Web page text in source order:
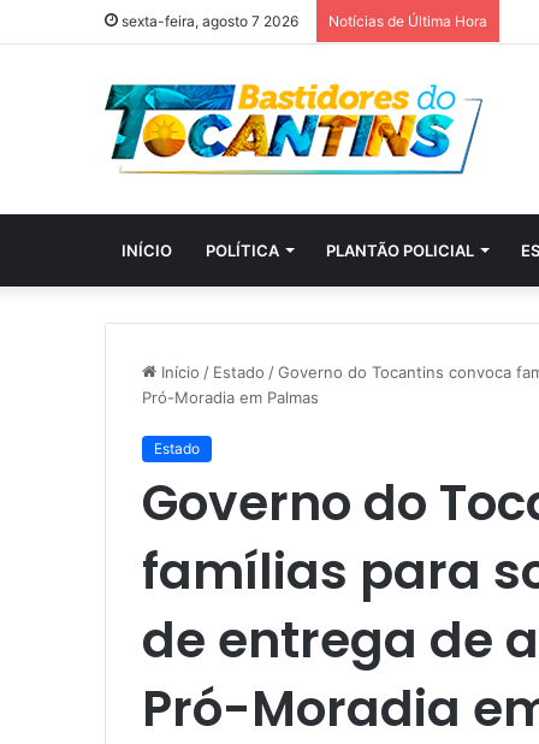
sexta-feira, agosto 7 2026 Notícias de Última Hora
INÍCIO POLÍTICA PLANTÃO POLICIAL
Início / Estado /Governo do Tocantins convoca
Pró-Moradia em Palmas
Estado
Governo do
famílias para
de entrega de
Pró-Moradia